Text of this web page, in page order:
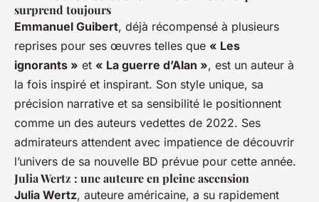
surprend toujours
Emmanuel Guibert, déjà récompensé à plusieurs
reprises pour ses œuvres telles que « Les
ignorants » et « La guerre d’Alan », est un auteur à
la fois inspiré et inspirant. Son style unique, sa
précision narrative et sa sensibilité le positionnent
comme un des auteurs vedettes de 2022. Ses
admirateurs attendent avec impatience de découvrir
l’univers de sa nouvelle BD prévue pour cette année.
Julia Wertz : une auteure en pleine ascension
Julia Wertz, auteure américaine, a su rapidement